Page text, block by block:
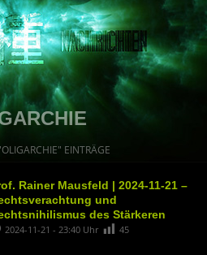
EINTRÄGE
Rainer Mausfeld | 2024-11-21 –
und
des Stärkeren
2024-11-21 - 23:40 Uhr 45